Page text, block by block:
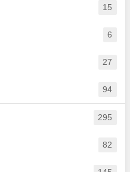
15
6
27
94
295
82